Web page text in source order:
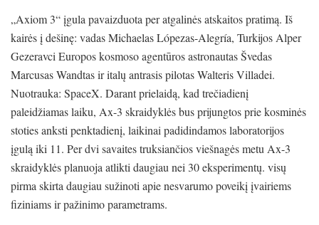
„Axiom 3“ įgula pavaizduota per atgalinės atskaitos pratimą. Iš
kairės į dešinę: vadas Michaelas Lópezas-Alegría, Turkijos Alper
Gezeravci Europos kosmoso agentūros astronautas Švedas
Marcusas Wandtas ir italų antrasis pilotas Walteris Villadei.
Nuotrauka: SpaceX. Darant prielaidą, kad trečiadienį
paleidžiamas laiku, Ax-3 skraidyklės bus prijungtos prie kosminės
stoties anksti penktadienį, laikinai padidindamos laboratorijos
įgulą iki 11. Per dvi savaites truksiančios viešnagės metu Ax-3
skraidyklės planuoja atlikti daugiau nei 30 eksperimentų. visų
pirma skirta daugiau sužinoti apie nesvarumo poveikį įvairiems
fiziniams ir pažinimo parametrams.